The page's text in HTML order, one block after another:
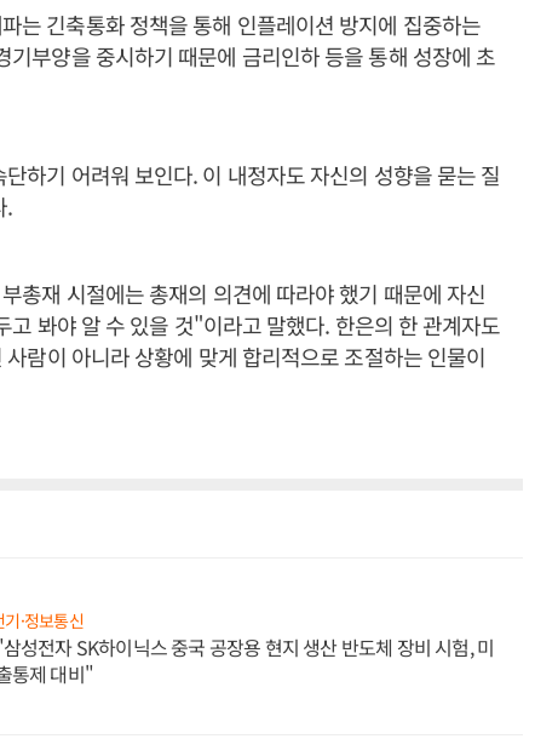
는 긴축통화 정책을 통해 인플레이션 방지에 집중하는
부양을 중시하기 때문에 금리인하 등을 통해 성장에 초
하기 어려워 보인다. 이 내정자도 자신의 성향을 묻는 질
.
총재 시절에는 총재의 의견에 따라야 했기 때문에 자신
봐야 알 수 있을 것"이라고 말했다. 한은의 한 관계자도
람이 아니라 상황에 맞게 합리적으로 조절하는 인물이
기·정보통신
성전자 SK하이닉스 중국 공장용 현지 생산 반도체 장비 시험, 미
통제 대비"